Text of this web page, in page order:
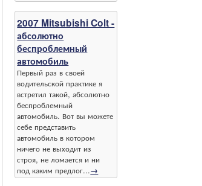
2007 Mitsubishi Colt -
абсолютно
беспроблемный
автомобиль
Первый раз в своей
водительской практике я
встретил такой, абсолютно
беспроблемный
автомобиль. Вот вы можете
себе представить
автомобиль в котором
ничего не выходит из
строя, не ломается и ни
под каким предлог...→